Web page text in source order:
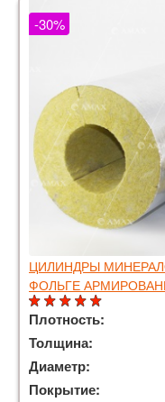
ЦИЛИНДРЫ
ФОЛЬГЕ
-30%
Плотность:
Толщина:
Диаметр:
Покрытие: